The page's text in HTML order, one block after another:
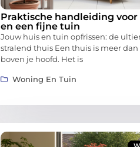
Praktische handleiding voor
en een fijne tuin
Jouw huis en tuin opfrissen: de
stralend thuis Een thuis is meer
boven je hoofd. Het is
Woning En Tuin